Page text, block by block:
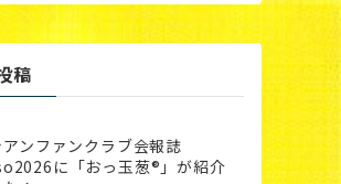
稿
アンファンクラブ会報誌
に「おっ玉葱®︎」が紹介